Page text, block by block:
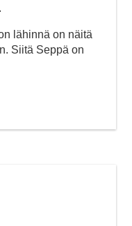
lähinnä on näitä
Siitä Seppä on